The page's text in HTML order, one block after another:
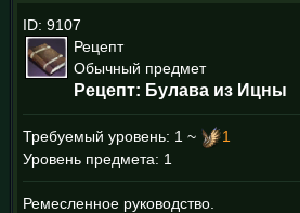
ID: 9107
Рецепт
Обычный предмет
Рецепт: Булава из Ицны
Требуемый уровень: 1 ~
1
Уровень предмета: 1
Ремесленное руководство.